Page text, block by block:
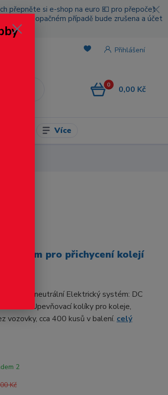
přepněte si e-shop na euro 💶 pro přepočet
v opačném případě bude zrušena a účet
Přihlášení
0 0,00 Kč
Více
11,5 mm pro přichycení kolejí
vlečný neutrální Elektrický systém: DC
Upevňovací kolíky pro koleje,
vozovky, cca 400 kusů v balení. celý
2
Kč